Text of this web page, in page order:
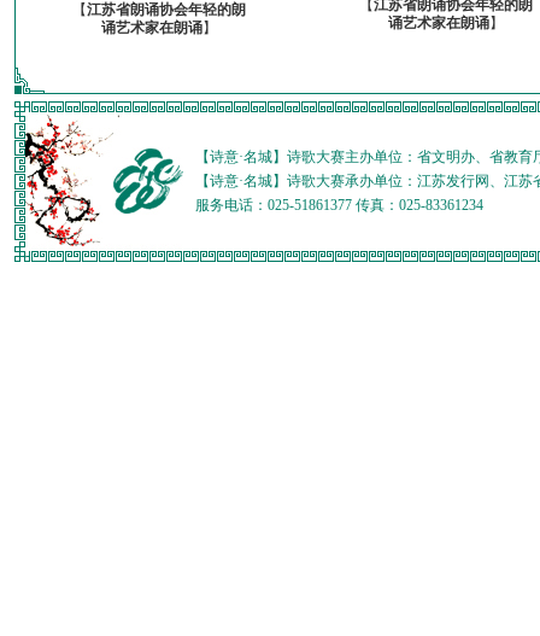
【江苏省朗诵协会年轻的朗
诵艺术家在朗诵】
【江苏省朗诵协会年轻的朗
诵艺术家在朗诵】
【诗意·名城】诗歌大赛主办单位：省文明办、省教
【诗意·名城】诗歌大赛承办单位：江苏发行网、江
服务电话：025-51861377 传真：025-83361234